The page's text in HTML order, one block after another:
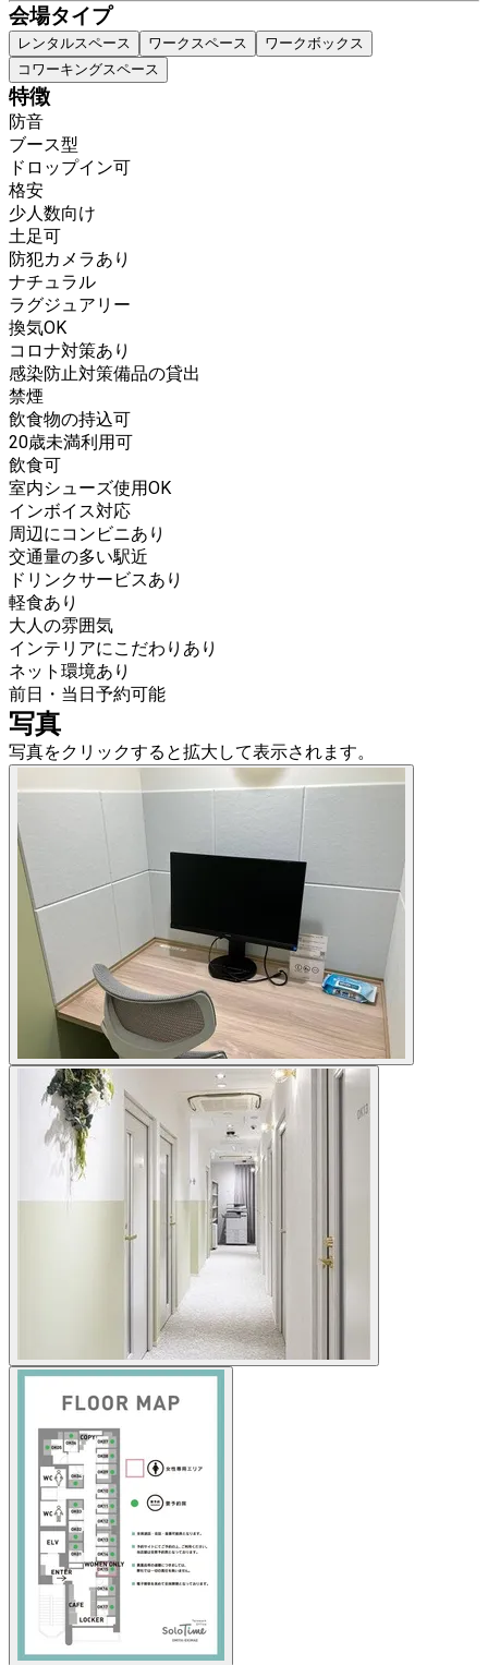
会場タイプ
レンタルスペース ワークスペース
ワークボックス
コワーキングスペース
特徴
防音
ブース型
ドロップイン可
格安
少人数向け
土足可
防犯カメラあり
ナチュラル
ラグジュアリー
換気OK
コロナ対策あり
感染防止対策備品の貸出
禁煙
飲食物の持込可
20歳未満利用可
飲食可
室内シューズ使用OK
インボイス対応
周辺にコンビニあり
交通量の多い駅近
ドリンクサービスあり
軽食あり
大人の雰囲気
インテリアにこだわりあり
ネット環境あり
前日・当日予約可能
写真
写真をクリックすると拡大して表示されます。